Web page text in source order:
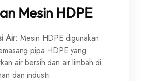
Mesin HDPE
Air: Mesin HDPE digunakan
pipa HDPE yang
air bersih dan air limbah di
dan industri.